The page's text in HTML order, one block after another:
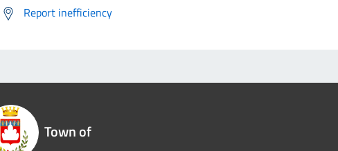
Report inefficiency
Town of